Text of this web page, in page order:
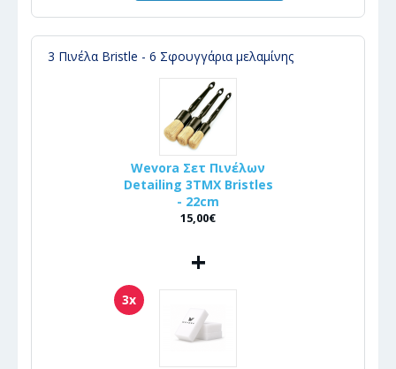
3 Πινέλα Bristle - 6 Σφουγγάρια μελαμίνης
Wevora Σετ Πινέλων
Detailing 3ΤΜΧ Bristles
- 22cm
15,00€
+
3x